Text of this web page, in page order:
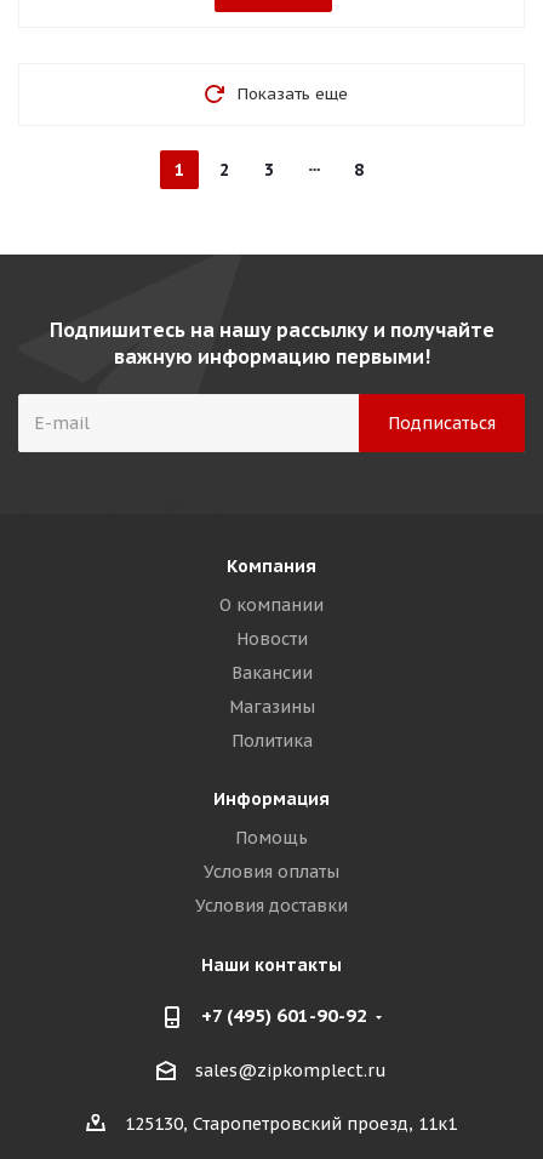
Показать еще
1 2 3 8
Подпишитесь на нашу рассылку и получайте
важную информацию первыми!
Компания
О компании
Новости
Вакансии
Магазины
Политика
Информация
Помощь
Условия оплаты
Условия доставки
Наши контакты
+7 (495) 601-90-92
sales@zipkomplect.ru
125130, Старопетровский проезд, 11к1